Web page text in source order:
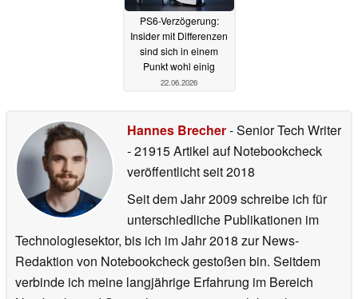
PS6-Verzögerung:
Insider mit Differenzen
sind sich in einem
Punkt wohl einig
22.06.2026
Hannes Brecher- Senior Tech Writer
- 21915 Artikel auf Notebookcheck
veröffentlichtseit 2018
Seit dem Jahr 2009 schreibe ich für
unterschiedliche Publikationen im
Technologiesektor, bis ich im Jahr 2018 zur News-
Redaktion von Notebookcheck gestoßen bin. Seitdem
verbinde ich meine langjährige Erfahrung im Bereich